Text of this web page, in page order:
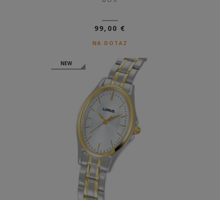
99,00 €
NA DOTAZ
NEW